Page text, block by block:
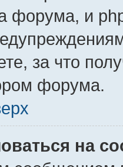
форума, и
за что
форума.
на